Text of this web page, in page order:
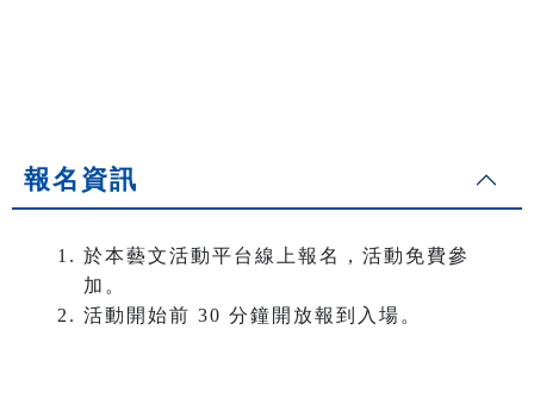
報名資訊
於本藝文活動平台線上報名，活動免費參
加。
活動開始前 30 分鐘開放報到入場。